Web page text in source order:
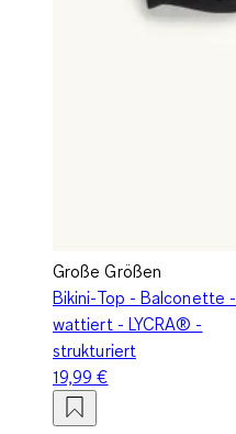
Große Größen
Bikini-Top - Balconette -
wattiert - LYCRA® -
strukturiert
19,99 €